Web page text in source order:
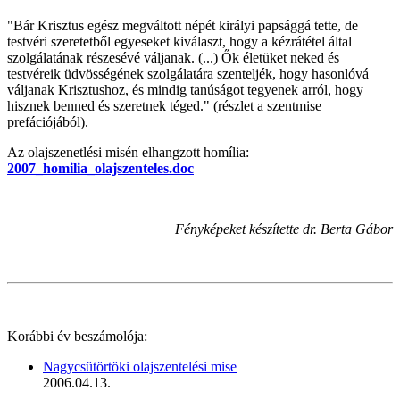
"Bár Krisztus egész megváltott népét királyi papsággá tette, de
testvéri szeretetből egyeseket kiválaszt, hogy a kézrátétel által
szolgálatának részesévé váljanak. (...) Ők életüket neked és
testvéreik üdvösségének szolgálatára szenteljék, hogy hasonlóvá
váljanak Krisztushoz, és mindig tanúságot tegyenek arról, hogy
hisznek benned és szeretnek téged." (részlet a szentmise
prefációjából).
Az olajszenetlési misén elhangzott homília:
2007_homilia_olajszenteles.doc
Fényképeket készítette dr. Berta Gábor
Korábbi év beszámolója:
Nagycsütörtöki olajszentelési mise
2006.04.13.